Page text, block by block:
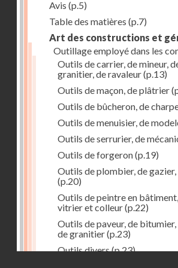
Avis (p.5)
Table des matières (p.7)
Art des constructions et
Outillage employé dans les
Outils de carrier, de mineur,
granitier, de ravaleur(p.13)
Outils de maçon, de plâtrier
Outils de bûcheron, de
Outils de menuisier, de
Outils de serrurier, de
Outils de forgeron(p.19)
Outils de plombier, de
(p.20)
Outils de peintre en
vitrier et colleur(p.22)
Outils de paveur, de
de granitier(p.23)
Outils divers(p.23)